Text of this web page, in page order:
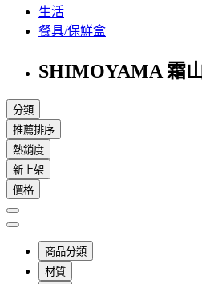
生活
餐具/保鮮盒
SHIMOYAMA 霜
分類
推薦排序
熱銷度
新上架
價格
商品分類
材質